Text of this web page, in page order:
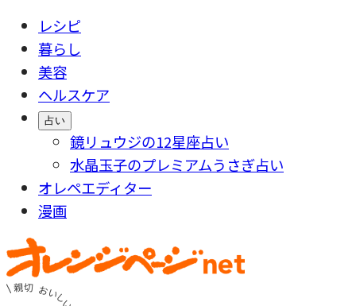
レシピ
暮らし
美容
ヘルスケア
占い
鏡リュウジの12星座占い
水晶玉子のプレミアムうさぎ占い
オレペエディター
漫画